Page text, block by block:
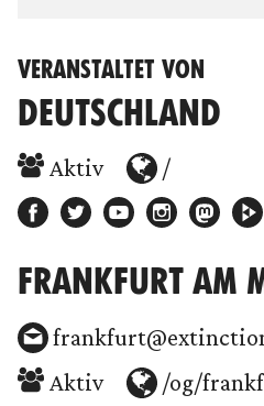
VERANSTALTET VON
DEUTSCHLAND
Aktiv /
FRANKFURT AM
Aktiv
/og/